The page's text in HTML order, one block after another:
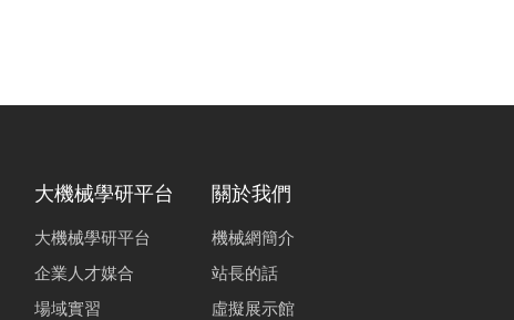
大機械學研平台
大機械學研平台
企業人才媒合
場域實習
關於我們
機械網簡介
站長的話
虛擬展示館